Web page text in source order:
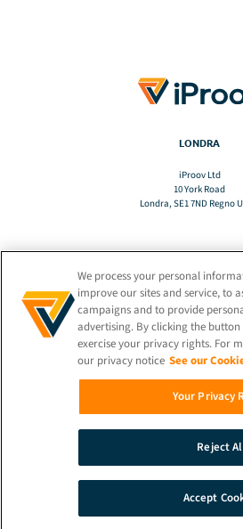
LONDRA
iProov Ltd
10 York Road
Londra, SE1 7ND Regno
IT
RIMANETE
DEMO
We process your personal
improve our sites and service, to
campaigns and to provide
advertising. By clicking the
exercise your privacy rights. For
our privacy notice See our
Your Privacy
Reject
Accept